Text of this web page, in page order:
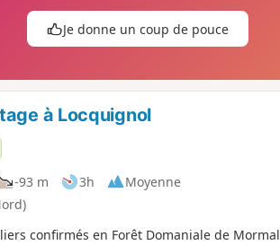
Je donne un coup de pouce
à Locquignol
-93 m 3h
Moyenne
confirmés en Forêt Domaniale de